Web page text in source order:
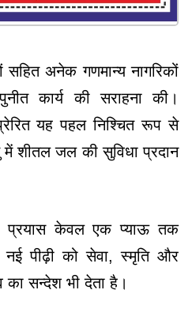
सहित अनेक गणमान्य नागरिकों
कार्य की सराहना की।
यह पहल निश्चित रूप से
शीतल जल की सुविधा प्रदान
प्रयास केवल एक प्याऊ तक
पीढ़ी को सेवा, स्मृति और
का सन्देश भी देता है।